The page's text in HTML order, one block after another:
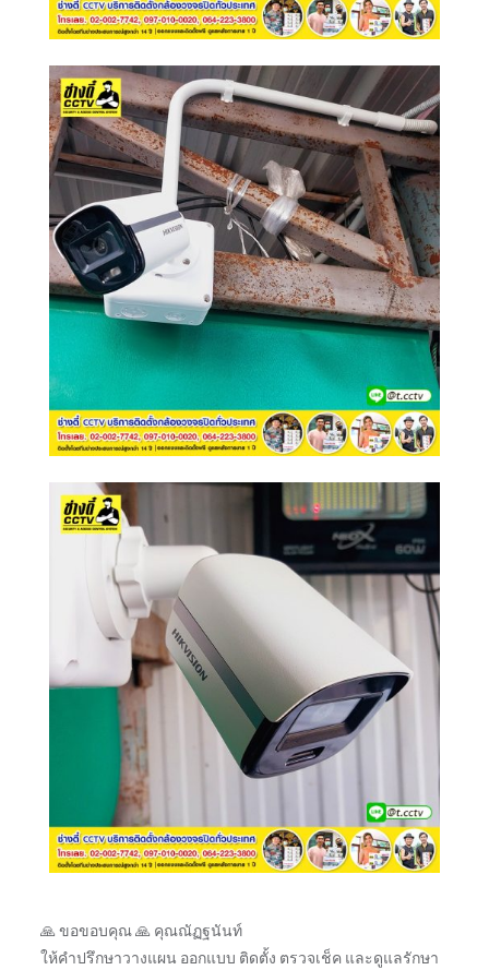
🙏 ขอขอบคุณ 🙏 คุณณัฏฐนันท์
ให้คำปรึกษาวางแผน ออกแบบ ติดตั้ง ตรวจเช็ค และดูแลรักษา